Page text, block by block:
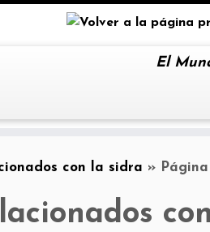
El
con la sidra »